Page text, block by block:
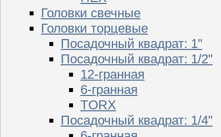
Головки свечные
Головки торцевые
Посадочный квадрат: 1"
Посадочный квадрат: 1/2"
12-гранная
6-гранная
TORX
Посадочный квадрат: 1/4"